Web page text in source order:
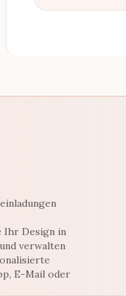
Ihr Design in
verwalten
E-Mail oder